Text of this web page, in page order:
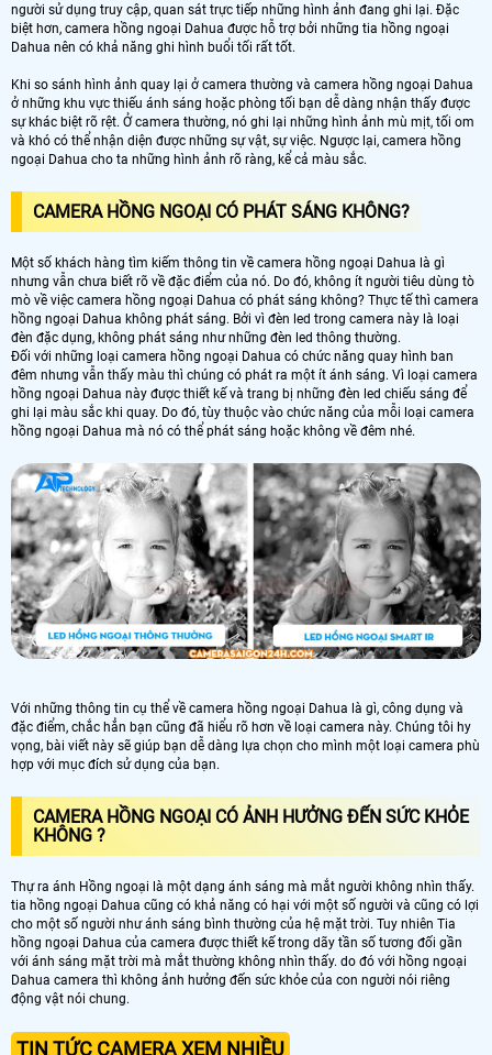
người sử dụng truy cập, quan sát trực tiếp những hình ảnh đang ghi lại. Đặc
biệt hơn, camera hồng ngoại Dahua được hỗ trợ bởi những tia hồng ngoại
Dahua nên có khả năng ghi hình buổi tối rất tốt.
Khi so sánh hình ảnh quay lại ở camera thường và camera hồng ngoại Dahua
ở những khu vực thiếu ánh sáng hoặc phòng tối bạn dễ dàng nhận thấy được
sự khác biệt rõ rệt. Ở camera thường, nó ghi lại những hình ảnh mù mịt, tối om
và khó có thể nhận diện được những sự vật, sự việc. Ngược lại, camera hồng
ngoại Dahua cho ta những hình ảnh rõ ràng, kể cả màu sắc.
CAMERA HỒNG NGOẠI CÓ PHÁT SÁNG KHÔNG?
Một số khách hàng tìm kiếm thông tin về camera hồng ngoại Dahua là gì
nhưng vẫn chưa biết rõ về đặc điểm của nó. Do đó, không ít người tiêu dùng tò
mò về việc camera hồng ngoại Dahua có phát sáng không? Thực tế thì camera
hồng ngoại Dahua không phát sáng. Bởi vì đèn led trong camera này là loại
đèn đặc dụng, không phát sáng như những đèn led thông thường.
Đối với những loại camera hồng ngoại Dahua có chức năng quay hình ban
đêm nhưng vẫn thấy màu thì chúng có phát ra một ít ánh sáng. Vì loại camera
hồng ngoại Dahua này được thiết kế và trang bị những đèn led chiếu sáng để
ghi lại màu sắc khi quay. Do đó, tùy thuộc vào chức năng của mỗi loại camera
hồng ngoại Dahua mà nó có thể phát sáng hoặc không về đêm nhé.
Với những thông tin cụ thể về camera hồng ngoại Dahua là gì, công dụng và
đặc điểm, chắc hẳn bạn cũng đã hiểu rõ hơn về loại camera này. Chúng tôi hy
vọng, bài viết này sẽ giúp bạn dễ dàng lựa chọn cho mình một loại camera phù
hợp với mục đích sử dụng của bạn.
CAMERA HỒNG NGOẠI CÓ ẢNH HƯỞNG ĐẾN SỨC KHỎE
KHÔNG ?
Thự ra ánh Hồng ngoại là một dạng ánh sáng mà mắt người không nhìn thấy.
tia hồng ngoại Dahua cũng có khả năng có hại với một số người và cũng có lợi
cho một số người như ánh sáng bình thường của hệ mặt trời. Tuy nhiên Tia
hồng ngoại Dahua của camera được thiết kế trong dãy tần số tương đối gần
với ánh sáng mặt trời mà mắt thường không nhìn thấy. do đó với hồng ngoại
Dahua camera thì không ảnh hưởng đến sức khỏe của con người nói riêng
động vật nói chung.
TIN TỨC CAMERA XEM NHIỀU